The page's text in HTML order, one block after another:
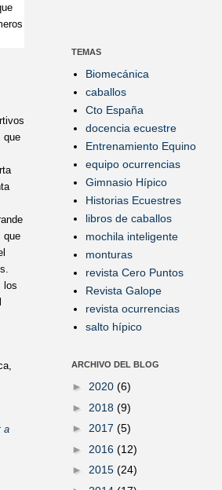
que
que
los
a
TEMAS
Biomecánica
caballos
Cto España
docencia ecuestre
Entrenamiento Equino
equipo ocurrencias
Gimnasio Hípico
Historias Ecuestres
libros de caballos
mochila inteligente
monturas
revista Cero Puntos
Revista Galope
revista ocurrencias
salto hípico
ARCHIVO DEL BLOG
► 2020 (6)
► 2018 (9)
► 2017 (5)
► 2016 (12)
► 2015 (24)